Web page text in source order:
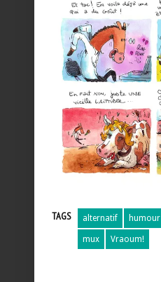
TAGS alternatif humour
mux Vraoum!